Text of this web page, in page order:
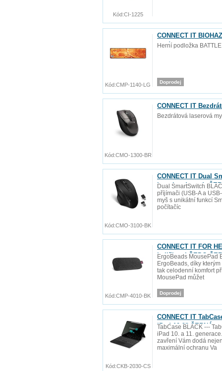
Kód:CI-1225
CONNECT IT
mm)
Herní podložka
Doprodej
Kód:CMP-1140-LG
CONNECT IT
Bezdrátová laserová
Kód:CMO-1300-BR
CONNECT IT Dual
baterie zdarma),
Dual SmartSwitch
příjímači (USB-A a
myš s unikátní funkcí
počítačíc
Kód:CMO-3100-BK
CONNECT IT FOR
kuličkami ŠEDO-
ErgoBeads MousePad
ErgoBeads, díky
tak celodenní komfort
MousePad můžet
Doprodej
Kód:CMP-4010-BK
CONNECT IT
iPad 10.9" ČERNÁ
TabCase BLACK ---
iPad 10. a 11.
zavření Vám dodá
maximální ochranu Va
Kód:CKB-2030-CS